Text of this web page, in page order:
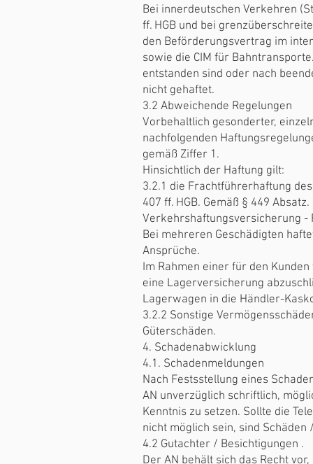
Bei innerdeutschen Verkehren
ff. HGB und bei
den Beförderungsvertrag im
sowie die CIM für
entstanden sind oder nach
nicht gehaftet.
3.2 Abweichende Regelungen
Vorbehaltlich gesonderter,
nachfolgenden
gemäß Ziffer 1.
Hinsichtlich der Haftung gilt:
3.2.1 die Frachtführerhaftung
407 ff. HGB. Gemäß § 449
Verkehrshaftungsversicherung -
Bei mehreren Geschädigten
Ansprüche.
Im Rahmen einer für den
eine Lagerversicherung
Lagerwagen in die Händler-
3.2.2 Sonstige
Güterschäden.
4. Schadenabwicklung
4.1. Schadenmeldungen
Nach Festsstellung eines
AN unverzüglich schriftlich,
Kenntnis zu setzen. Sollte die
nicht möglich sein, sind
4.2 Gutachter / Besichtigungen .
Der AN behält sich das Recht